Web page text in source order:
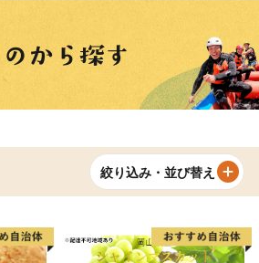
絞り込み・並び替え